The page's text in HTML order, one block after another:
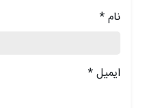
*
ایمیل*